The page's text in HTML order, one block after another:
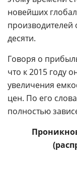
новейших
производителей
десяти.
Говоря о
что к 2015 году
увеличения
цен. По его
полностью